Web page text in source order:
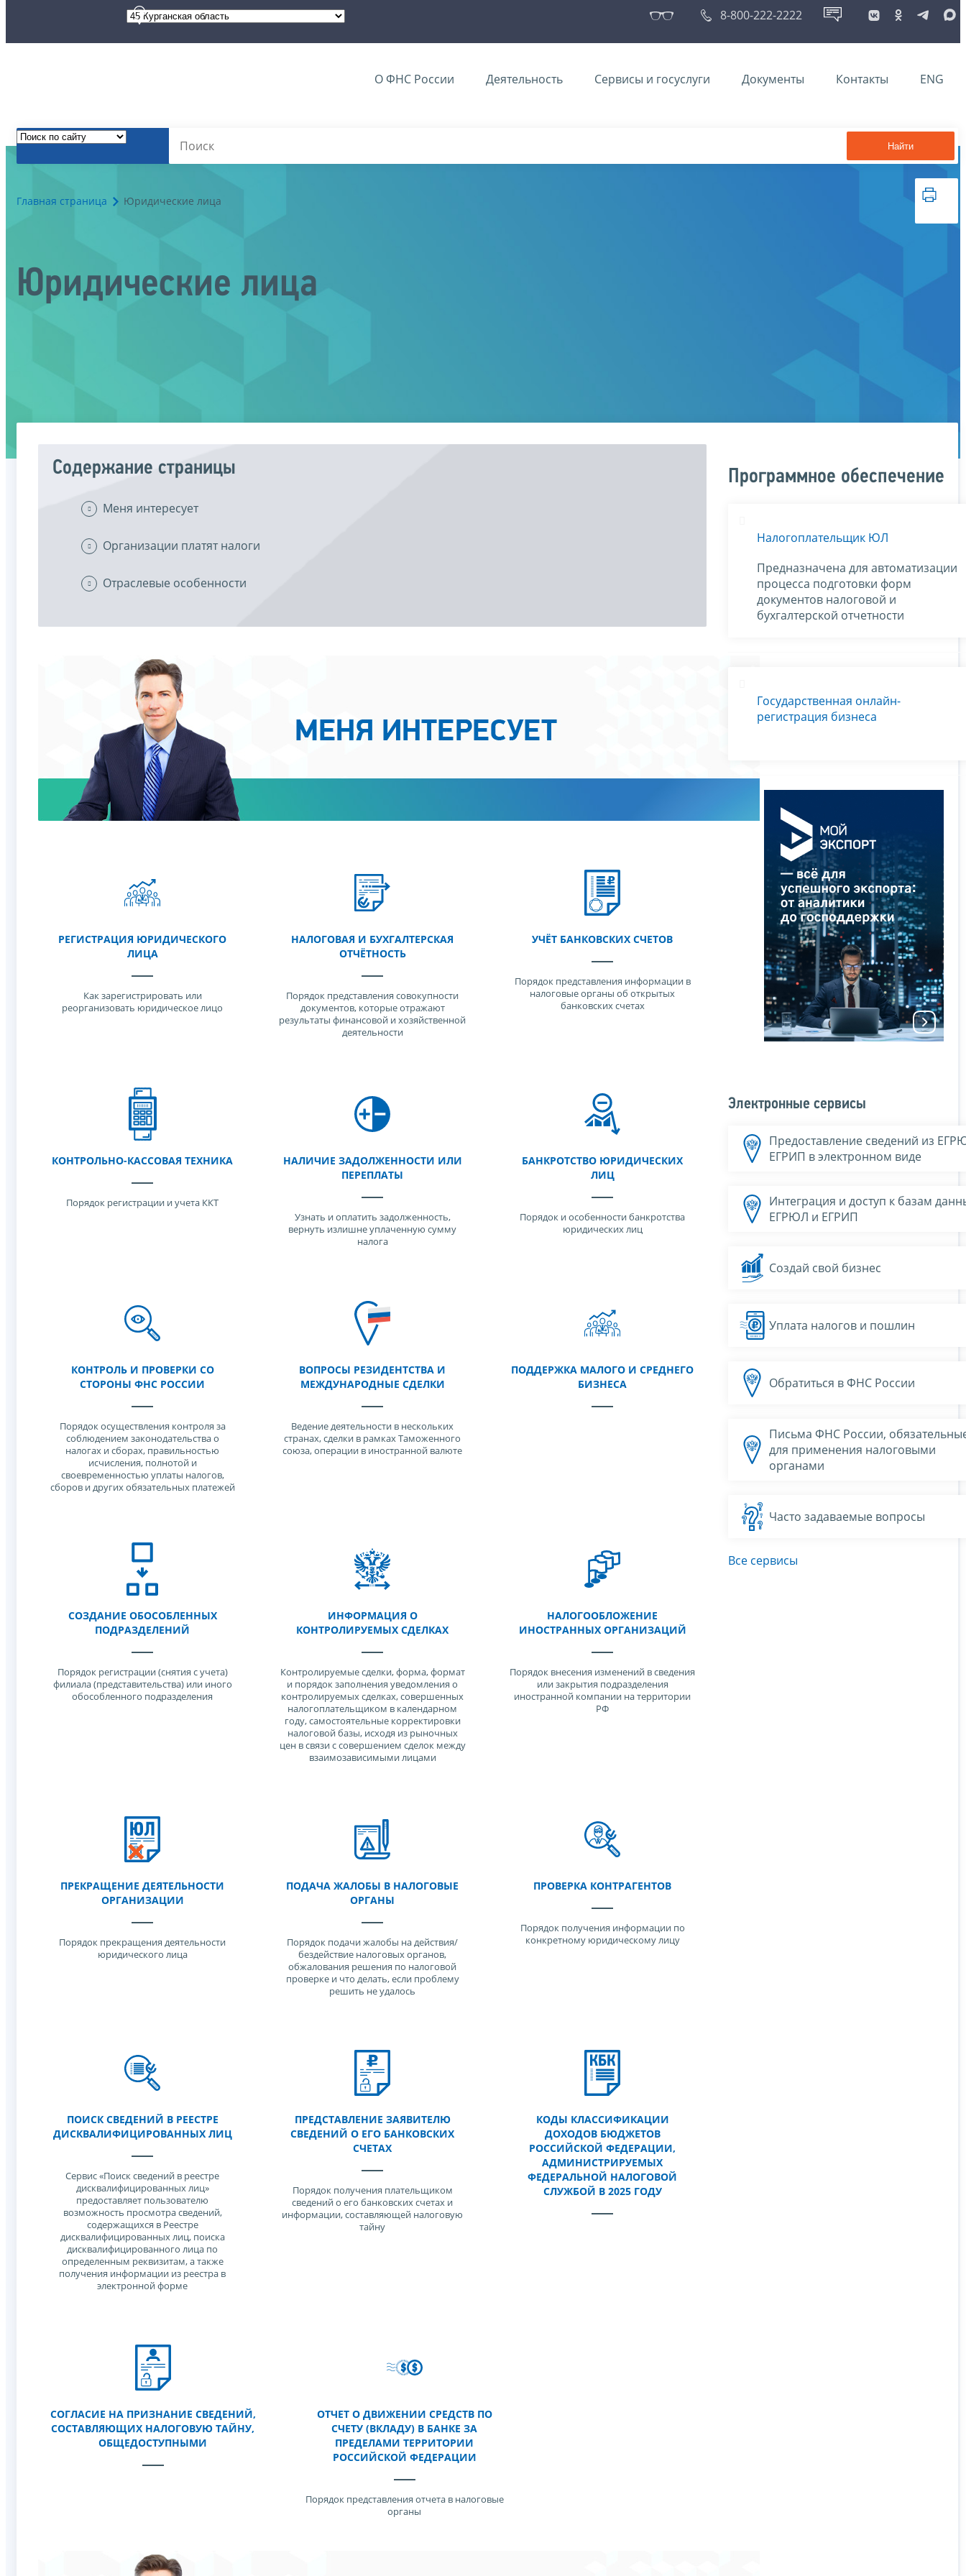
8-800-222-2222
О ФНС России Деятельность Сервисы и госуслуги Документы Контакты ENG
Найти
Главная страница Юридические лица
Юридические лица
Содержание страницы
Меня интересует
Организации платят налоги
Отраслевые особенности
РЕГИСТРАЦИЯ ЮРИДИЧЕСКОГО
ЛИЦА
Как зарегистрировать или
реорганизовать юридическое лицо
НАЛОГОВАЯ И БУХГАЛТЕРСКАЯ
ОТЧЁТНОСТЬ
Порядок представления совокупности
документов, которые отражают
результаты финансовой и хозяйственной
деятельности
УЧЁТ БАНКОВСКИХ СЧЕТОВ
Порядок представления информации в
налоговые органы об открытых
банковских счетах
КОНТРОЛЬНО-КАССОВАЯ ТЕХНИКА
Порядок регистрации и учета ККТ
НАЛИЧИЕ ЗАДОЛЖЕННОСТИ ИЛИ
ПЕРЕПЛАТЫ
Узнать и оплатить задолженность,
вернуть излишне уплаченную сумму
налога
БАНКРОТСТВО ЮРИДИЧЕСКИХ
ЛИЦ
Порядок и особенности банкротства
юридических лиц
КОНТРОЛЬ И ПРОВЕРКИ СО
СТОРОНЫ ФНС РОССИИ
Порядок осуществления контроля за
соблюдением законодательства о
налогах и сборах, правильностью
исчисления, полнотой и
своевременностью уплаты налогов,
сборов и других обязательных платежей
ВОПРОСЫ РЕЗИДЕНТСТВА И
МЕЖДУНАРОДНЫЕ СДЕЛКИ
Ведение деятельности в нескольких
странах, сделки в рамках Таможенного
союза, операции в иностранной валюте
ПОДДЕРЖКА МАЛОГО И СРЕДНЕГО
БИЗНЕСА
СОЗДАНИЕ ОБОСОБЛЕННЫХ
ПОДРАЗДЕЛЕНИЙ
Порядок регистрации (снятия с учета)
филиала (представительства) или иного
обособленного подразделения
ИНФОРМАЦИЯ О
КОНТРОЛИРУЕМЫХ СДЕЛКАХ
Контролируемые сделки, форма, формат
и порядок заполнения уведомления о
контролируемых сделках, совершенных
налогоплательщиком в календарном
году, самостоятельные корректировки
налоговой базы, исходя из рыночных
цен в связи с совершением сделок между
взаимозависимыми лицами
НАЛОГООБЛОЖЕНИЕ
ИНОСТРАННЫХ ОРГАНИЗАЦИЙ
Порядок внесения изменений в сведения
или закрытия подразделения
иностранной компании на территории
РФ
ПРЕКРАЩЕНИЕ ДЕЯТЕЛЬНОСТИ
ОРГАНИЗАЦИИ
Порядок прекращения деятельности
юридического лица
ПОДАЧА ЖАЛОБЫ В НАЛОГОВЫЕ
ОРГАНЫ
Порядок подачи жалобы на действия/
бездействие налоговых органов,
обжалования решения по налоговой
проверке и что делать, если проблему
решить не удалось
ПРОВЕРКА КОНТРАГЕНТОВ
Порядок получения информации по
конкретному юридическому лицу
ПОИСК СВЕДЕНИЙ В РЕЕСТРЕ
ДИСКВАЛИФИЦИРОВАННЫХ ЛИЦ
Сервис «Поиск сведений в реестре
дисквалифицированных лиц»
предоставляет пользователю
возможность просмотра сведений,
содержащихся в Реестре
дисквалифицированных лиц, поиска
дисквалифицированного лица по
определенным реквизитам, а также
получения информации из реестра в
электронной форме
ПРЕДСТАВЛЕНИЕ ЗАЯВИТЕЛЮ
СВЕДЕНИЙ О ЕГО БАНКОВСКИХ
СЧЕТАХ
Порядок получения плательщиком
сведений о его банковских счетах и
информации, составляющей налоговую
тайну
КОДЫ КЛАССИФИКАЦИИ
ДОХОДОВ БЮДЖЕТОВ
РОССИЙСКОЙ ФЕДЕРАЦИИ,
АДМИНИСТРИРУЕМЫХ
ФЕДЕРАЛЬНОЙ НАЛОГОВОЙ
СЛУЖБОЙ В 2025 ГОДУ
СОГЛАСИЕ НА ПРИЗНАНИЕ СВЕДЕНИЙ,
СОСТАВЛЯЮЩИХ НАЛОГОВУЮ ТАЙНУ,
ОБЩЕДОСТУПНЫМИ
ОТЧЕТ О ДВИЖЕНИИ СРЕДСТВ ПО
СЧЕТУ (ВКЛАДУ) В БАНКЕ ЗА
ПРЕДЕЛАМИ ТЕРРИТОРИИ
РОССИЙСКОЙ ФЕДЕРАЦИИ
Порядок представления отчета в налоговые
органы
Программное обеспечение
Налогоплательщик ЮЛ
Предназначена для автоматизации
процесса подготовки форм
документов налоговой и
бухгалтерской отчетности
Государственная онлайн-
регистрация бизнеса
Электронные сервисы
Предоставление сведений из
ЕГРИП в электронном виде
Интеграция и доступ к базам
ЕГРЮЛ и ЕГРИП
Создай свой бизнес
Уплата налогов и пошлин
Обратиться в ФНС России
Письма ФНС России,
для применения налоговыми
органами
Часто задаваемые вопросы
Все сервисы